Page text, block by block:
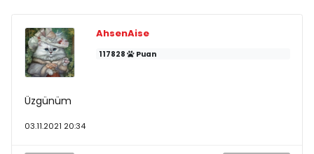
AhsenAise
117828 Puan
Üzgünüm
03.11.2021 20:34